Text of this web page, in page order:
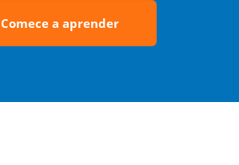
Comece a aprender